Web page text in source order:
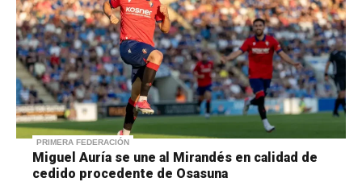
PRIMERA FEDERACIÓN
Miguel Auría se une al Mirandés en calidad de
cedido procedente de Osasuna